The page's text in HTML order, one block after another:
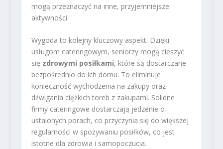
mogą przeznaczyć na inne, przyjemniejsze
aktywności.
Wygoda to kolejny kluczowy aspekt. Dzięki
usługom cateringowym, seniorzy mogą cieszyć
się zdrowymi posiłkami, które są dostarczane
bezpośrednio do ich domu. To eliminuje
konieczność wychodzenia na zakupy oraz
dźwigania ciężkich toreb z zakupami. Solidne
firmy cateringowe dostarczają jedzenie o
ustalonych porach, co przyczynia się do większej
regularności w spożywaniu posiłków, co jest
istotne dla zdrowia i samopoczucia.